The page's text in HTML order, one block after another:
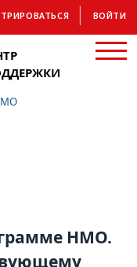
ВОЙТИ
НМО.